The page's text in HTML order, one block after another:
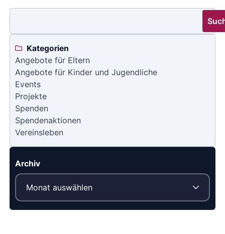
Kategorien
Angebote für Eltern
Angebote für Kinder und Jugendliche
Events
Projekte
Spenden
Spendenaktionen
Vereinsleben
Archiv